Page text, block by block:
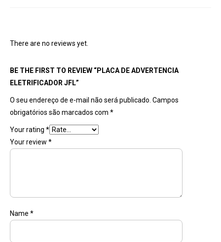
There are no reviews yet.
BE THE FIRST TO REVIEW “PLACA DE ADVERTENCIA
ELETRIFICADOR JFL”
O seu endereço de e-mail não será publicado. Campos
obrigatórios são marcados com *
Your rating *
Your review *
Name *